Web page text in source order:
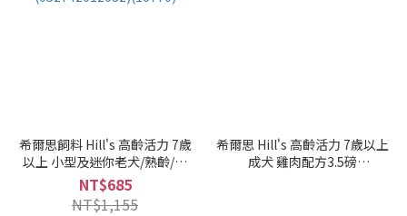
希爾思飼料 Hill's 高齡活力 7歲
以上 小型及迷你老犬/熟齡/高
齡 雞肉配方3.5磅 1.58KG
(052742012032)(10770)
NT$685
NT$1,155
希爾思 Hill's 高齡活力 7歲以上
成犬 雞肉配方3.5磅